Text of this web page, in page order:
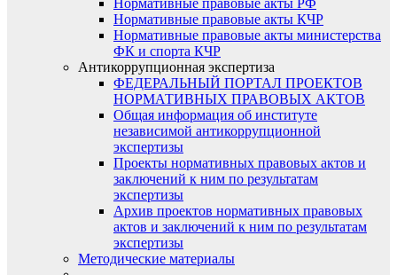
Нормативные правовые акты РФ
Нормативные правовые акты КЧР
Нормативные правовые акты министерства
ФК и спорта КЧР
Антикоррупционная экспертиза
ФЕДЕРАЛЬНЫЙ ПОРТАЛ ПРОЕКТОВ
НОРМАТИВНЫХ ПРАВОВЫХ АКТОВ
Общая информация об институте
независимой антикоррупционной
экспертизы
Проекты нормативных правовых актов и
заключений к ним по результатам
экспертизы
Архив проектов нормативных правовых
актов и заключений к ним по результатам
экспертизы
Методические материалы